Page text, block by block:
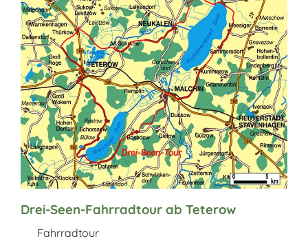
Drei-Seen-Fahrradtour ab Teterow
Fahrradtour